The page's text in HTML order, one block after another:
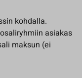
kohdalla.
asiakas
maksun (ei